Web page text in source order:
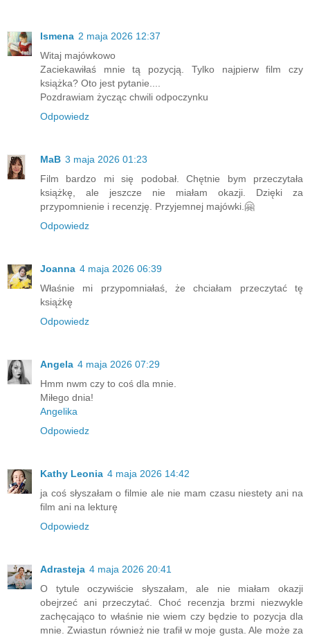
Ismena 2 maja 2026 12:37
Witaj majówkowo
Zaciekawiłaś mnie tą pozycją. Tylko najpierw film czy
książka? Oto jest pytanie....
Pozdrawiam życząc chwili odpoczynku
Odpowiedz
MaB 3 maja 2026 01:23
Film bardzo mi się podobał. Chętnie bym przeczytała
książkę, ale jeszcze nie miałam okazji. Dzięki za
przypomnienie i recenzję. Przyjemnej majówki.🤗
Odpowiedz
Joanna 4 maja 2026 06:39
Właśnie mi przypomniałaś, że chciałam przeczytać tę
książkę
Odpowiedz
Angela 4 maja 2026 07:29
Hmm nwm czy to coś dla mnie.
Miłego dnia!
Angelika
Odpowiedz
Kathy Leonia 4 maja 2026 14:42
ja coś słyszałam o filmie ale nie mam czasu niestety ani na
film ani na lekturę
Odpowiedz
Adrasteja 4 maja 2026 20:41
O tytule oczywiście słyszałam, ale nie miałam okazji
obejrzeć ani przeczytać. Choć recenzja brzmi niezwykle
zachęcająco to właśnie nie wiem czy będzie to pozycja dla
mnie. Zwiastun również nie trafił w moje gusta. Ale może za